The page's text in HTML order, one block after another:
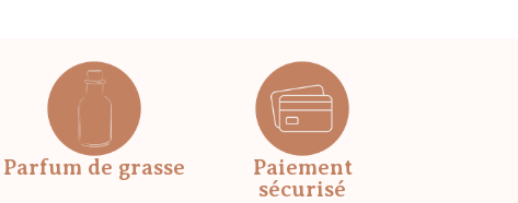
Parfum de grasse
Paiement
sécurisé